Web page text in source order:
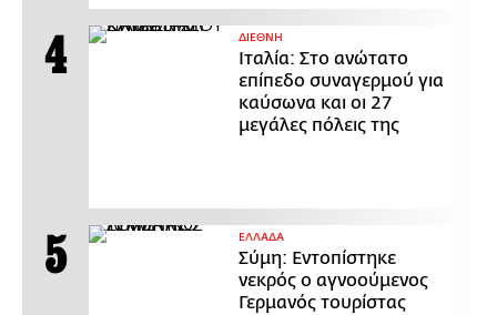
ΔΙΕΘΝΗ
Ιταλία: Στο ανώτατο
επίπεδο συναγερμού για
καύσωνα και οι 27
μεγάλες πόλεις της
ΕΛΛΑΔΑ
Σύμη: Εντοπίστηκε
νεκρός ο αγνοούμενος
Γερμανός τουρίστας